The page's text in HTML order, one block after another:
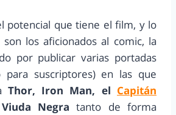
potencial que tiene el film, y lo
los aficionados al comic, la
por publicar varias portadas
para suscriptores) en las que
Thor, Iron Man, el Capitán
Negra tanto de forma